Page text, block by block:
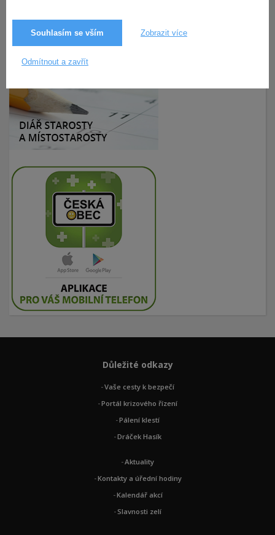
Souhlasím se vším Zobrazit více
Odmítnout a zavřít
Důležité odkazy
Vaše cesty k bezpečí
Portál krizového řízení
Pálení klestí
Dráček Hasík
Aktuality
Kontakty a úřední hodiny
Kalendář akcí
Slavnosti zelí